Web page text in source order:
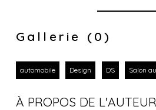
Gallerie (0)
automobile Design DS Salon
À PROPOS DE L'AUTEUR